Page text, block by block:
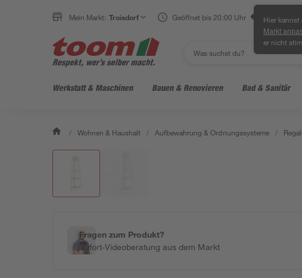
Mein Markt: Troisdorf Geöffnet bis 20:00 Uhr Hier kannst
Markt
er nicht
Werkstatt & Maschinen Bauen & Renovieren Bad & Sanitär
/ Wohnen & Haushalt / Aufbewahrung & Ordnungssysteme /
Fragen zum Produkt?
Sofort-Videoberatung aus dem Markt